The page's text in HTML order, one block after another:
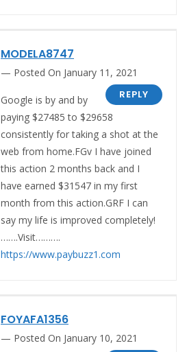
MODELA8747
Posted On January 11, 2021
REPLY
Google is by and by
paying $27485 to $29658
consistently for taking a shot at the
web from home.FGv I have joined
this action 2 months back and I
have earned $31547 in my first
month from this action.GRF I can
say my life is improved completely!
…….Visit……….
https://www.paybuzz1.com
FOYAFA1356
Posted On January 10, 2021